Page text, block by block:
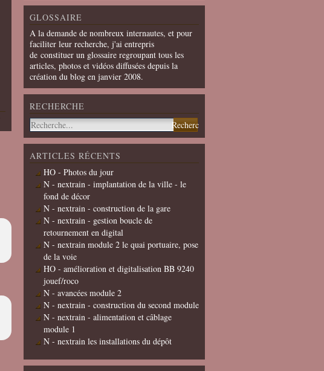
GLOSSAIRE
A la demande de nombreux internautes, et pour
faciliter leur recherche, j'ai entrepris
de constituer un glossaire regroupant tous les
articles, photos et vidéos diffusées depuis la
création du blog en janvier 2008.
RECHERCHE
ARTICLES RÉCENTS
HO - Photos du jour
N - nextrain - implantation de la ville - le
fond de décor
N - nextrain - construction de la gare
N - nextrain - gestion boucle de
retournement en digital
N - nextrain module 2 le quai portuaire, pose
de la voie
HO - amélioration et digitalisation BB 9240
jouef/roco
N - avancées module 2
N - nextrain - construction du second module
N - nextrain - alimentation et câblage
module 1
N - nextrain les installations du dépôt